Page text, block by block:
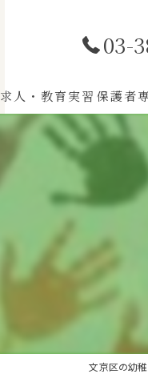
03-
求人・教育実習 保護者
文京区の幼